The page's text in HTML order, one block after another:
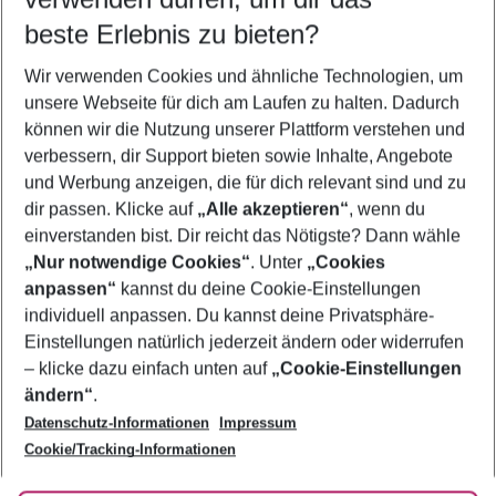
5-8 Nächte
2 Erwachsene Keine Kinder
Mehr Filter anzeigen
Footer
Footer navigation
Über uns
AGB
Bestpreisgarantie
Cookie-Einstellungen ändern
Cookie-Richtlinie
Agenturbetreuung
Barrierefreies Reisen
Folge uns
beste Erlebnis zu bieten?
Wir verwenden Cookies und ähnliche Technologien, um
unsere Webseite für dich am Laufen zu halten. Dadurch
können wir die Nutzung unserer Plattform verstehen und
verbessern, dir Support bieten sowie Inhalte, Angebote
und Werbung anzeigen, die für dich relevant sind und zu
dir passen. Klicke auf „Alle akzeptieren“, wenn du
einverstanden bist. Dir reicht das Nötigste? Dann wähle
„Nur notwendige Cookies“. Unter „Cookies
anpassen“ kannst du deine Cookie-Einstellungen
individuell anpassen. Du kannst deine Privatsphäre-
Einstellungen natürlich jederzeit ändern oder widerrufen
– klicke dazu einfach unten auf „Cookie-Einstellungen
ändern“.
Datenschutz-Informationen
Impressum
Cookie/Tracking-Informationen